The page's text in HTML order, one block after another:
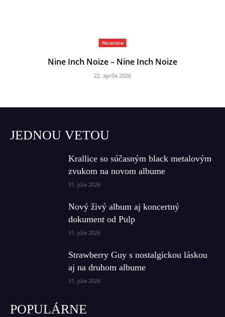
Recenzie
Nine Inch Noize – Nine Inch Noize
22. apríla 2026
JEDNOU VETOU
Krallice so súčasným black metalovým
zvukom na novom albume
31. júla 2026
Nový živý album aj koncertný
dokument od Pulp
31. júla 2026
Strawberry Guy s nostalgickou láskou
aj na druhom albume
31. júla 2026
POPULÁRNE